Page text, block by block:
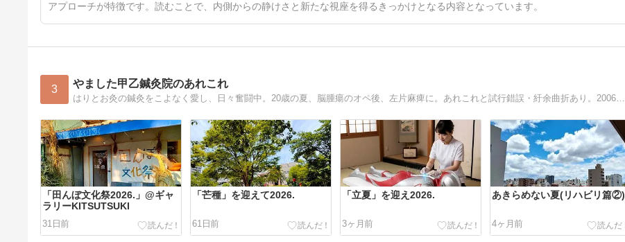
アプローチが特徴です。読むことで、内側からの静けさと新たな視座を得るきっかけとなる内容となっています。
3 やました甲乙鍼灸院のあれこれ
「田んぼ文化祭2026.」@ギャ
ラリーKITSUTSUKI
31日前
「芒種」を迎えて2026.
61日前
「立夏」を迎え2026.
3ヶ月前
あきらめない夏(リハビリ篇②)
4ヶ月前